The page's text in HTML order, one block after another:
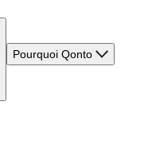
Pourquoi Qonto